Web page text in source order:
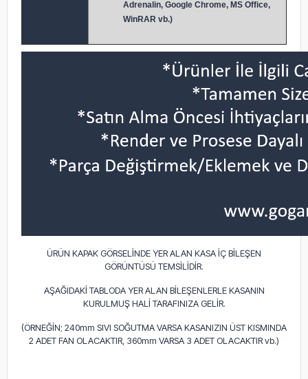
Adrenalin, Google Chrome, MS Office,
WinRAR vb.)
ÜRÜN KAPAK GÖRSELİNDE YER ALAN KASA İÇ BİLEŞEN
GÖRÜNTÜSÜ TEMSİLİDİR.
AŞAĞIDAKİ TABLODA YER ALAN BİLEŞENLERLE KASANIN
KURULMUŞ HALİ TARAFINIZA GELİR.
(ÖRNEĞİN; 240mm SIVI SOĞUTMA VARSA KASANIZIN ÜST KISMINDA
2 ADET FAN OLACAKTIR, 360mm VARSA 3 ADET OLACAKTIR vb.)